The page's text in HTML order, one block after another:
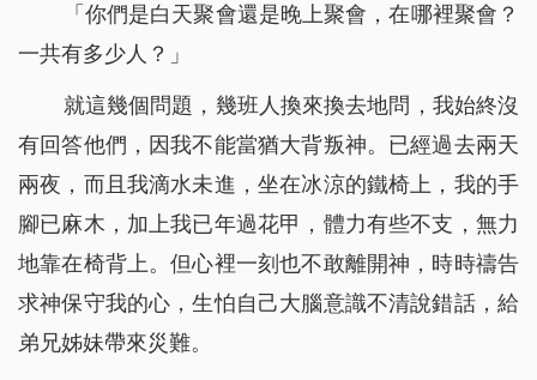
「你們是白天聚會還是晚上聚會，在哪裡聚會？
一共有多少人？」
就這幾個問題，幾班人換來換去地問，我始終沒
有回答他們，因我不能當猶大背叛神。已經過去兩天
兩夜，而且我滴水未進，坐在冰涼的鐵椅上，我的手
腳已麻木，加上我已年過花甲，體力有些不支，無力
地靠在椅背上。但心裡一刻也不敢離開神，時時禱告
求神保守我的心，生怕自己大腦意識不清說錯話，給
弟兄姊妹帶來災難。